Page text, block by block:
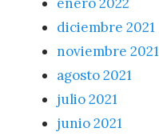
diciembre 2021
noviembre 2021
agosto 2021
julio 2021
junio 2021